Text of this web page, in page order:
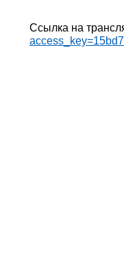
Ссылка на